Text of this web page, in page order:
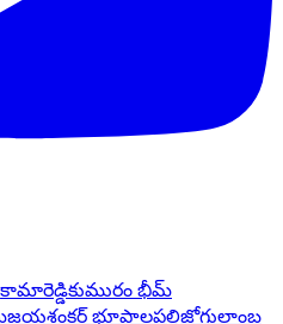
కామారెడ్డికుమురం భీమ్
జయశంకర్ భూపాలపల్లిజోగులాంబ